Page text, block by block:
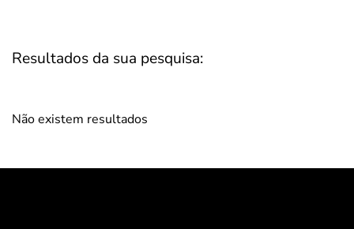
Resultados da sua pesquisa:
Não existem resultados